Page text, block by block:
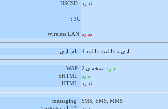
HSCSD : ندارد
: 3G
Wireless LAN: ندارد
نام بازي : 4 بازی با قابلیت دانلود
WAP : دارد نسخه ی 2
xHTML : دارد
HTML : ندارد
messaging : SMS, EMS, MMS
تايپ هوشمند T9 : دارد